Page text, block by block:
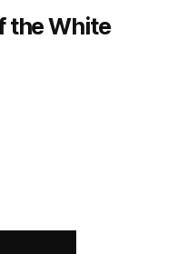
the White